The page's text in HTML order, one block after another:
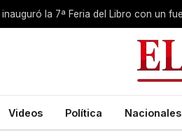
Videos Política Nacionales